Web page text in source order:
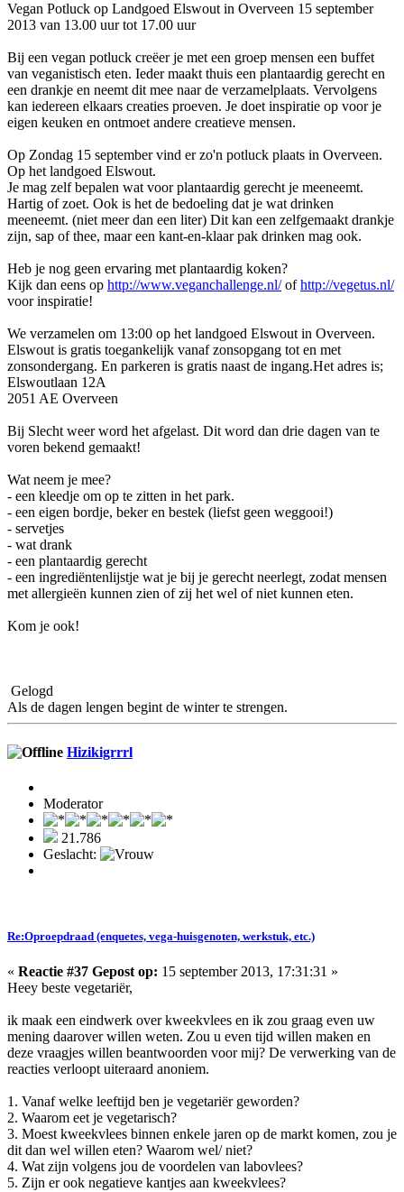
Vegan Potluck op Landgoed Elswout in Overveen 15 september
2013 van 13.00 uur tot 17.00 uur
Bij een vegan potluck creëer je met een groep mensen een buffet
van veganistisch eten. Ieder maakt thuis een plantaardig gerecht en
een drankje en neemt dit mee naar de verzamelplaats. Vervolgens
kan iedereen elkaars creaties proeven. Je doet inspiratie op voor je
eigen keuken en ontmoet andere creatieve mensen.
Op Zondag 15 september vind er zo'n potluck plaats in Overveen.
Op het landgoed Elswout.
Je mag zelf bepalen wat voor plantaardig gerecht je meeneemt.
Hartig of zoet. Ook is het de bedoeling dat je wat drinken
meeneemt. (niet meer dan een liter) Dit kan een zelfgemaakt drankje
zijn, sap of thee, maar een kant-en-klaar pak drinken mag ook.
Heb je nog geen ervaring met plantaardig koken?
Kijk dan eens op http://www.veganchallenge.nl/ofhttp://vegetus.nl/
voor inspiratie!
We verzamelen om 13:00 op het landgoed Elswout in Overveen.
Elswout is gratis toegankelijk vanaf zonsopgang tot en met
zonsondergang. En parkeren is gratis naast de ingang.Het adres is;
Elswoutlaan 12A
2051 AE Overveen
Bij Slecht weer word het afgelast. Dit word dan drie dagen van te
voren bekend gemaakt!
Wat neem je mee?
- een kleedje om op te zitten in het park.
- een eigen bordje, beker en bestek (liefst geen weggooi!)
- servetjes
- wat drank
- een plantaardig gerecht
- een ingrediëntenlijstje wat je bij je gerecht neerlegt, zodat mensen
met allergieën kunnen zien of zij het wel of niet kunnen eten.
Kom je ook!
Gelogd
Als de dagen lengen begint de winter te strengen.
Hizikigrrrl
Moderator
21.786
Geslacht:
Re:Oproepdraad (enquetes, vega-huisgenoten, werkstuk, etc.)
« Reactie #37 Gepost op: 15 september 2013, 17:31:31 »
Heey beste vegetariër,
ik maak een eindwerk over kweekvlees en ik zou graag even uw
mening daarover willen weten. Zou u even tijd willen maken en
deze vraagjes willen beantwoorden voor mij? De verwerking van de
reacties verloopt uiteraard anoniem.
1. Vanaf welke leeftijd ben je vegetariër geworden?
2. Waarom eet je vegetarisch?
3. Moest kweekvlees binnen enkele jaren op de markt komen, zou je
dit dan wel willen eten? Waarom wel/ niet?
4. Wat zijn volgens jou de voordelen van labovlees?
5. Zijn er ook negatieve kantjes aan kweekvlees?